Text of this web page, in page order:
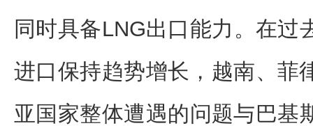
同时具备LNG出口能力。在过
进口保持趋势增长，越南、菲
亚国家整体遭遇的问题与巴基